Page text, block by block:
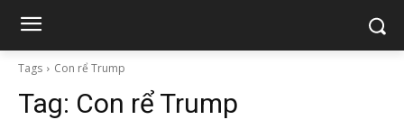
Tags Con rể Trump
Tag: Con rể Trump